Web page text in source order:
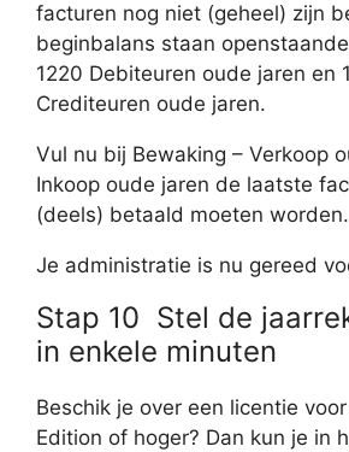
facturen nog niet (geheel) zijn
beginbalans staan
1220 Debiteuren oude jaren en
Crediteuren oude jaren.
Vul nu bij Bewaking – Verkoop
Inkoop oude jaren de laatste
(deels) betaald moeten worden.
Je administratie is nu gereed
Stap 10 Stel de
in enkele minuten
Beschik je over een licentie
Edition of hoger? Dan kun je in